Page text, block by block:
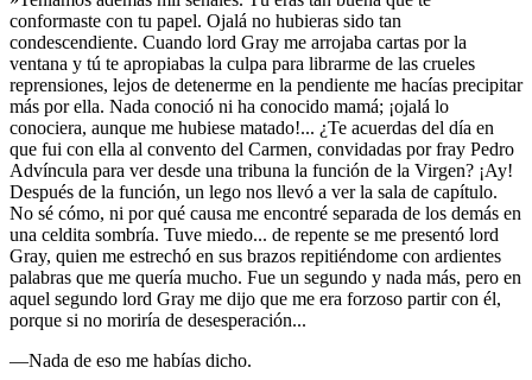
conformaste con tu papel. Ojalá no hubieras sido tan
condescendiente. Cuando lord Gray me arrojaba cartas por la
ventana y tú te apropiabas la culpa para librarme de las crueles
reprensiones, lejos de detenerme en la pendiente me hacías precipitar
más por ella. Nada conoció ni ha conocido mamá; ¡ojalá lo
conociera, aunque me hubiese matado!... ¿Te acuerdas del día en
que fui con ella al convento del Carmen, convidadas por fray Pedro
Advíncula para ver desde una tribuna la función de la Virgen? ¡Ay!
Después de la función, un lego nos llevó a ver la sala de capítulo.
No sé cómo, ni por qué causa me encontré separada de los demás en
una celdita sombría. Tuve miedo... de repente se me presentó lord
Gray, quien me estrechó en sus brazos repitiéndome con ardientes
palabras que me quería mucho. Fue un segundo y nada más, pero en
aquel segundo lord Gray me dijo que me era forzoso partir con él,
porque si no moriría de desesperación...
—Nada de eso me habías dicho.